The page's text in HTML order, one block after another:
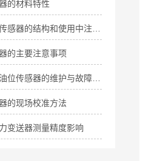
的材料特性
的主要注意事项
矿用本安油位传感器的维护与故障排查
的现场校准方法
变送器测量精度影响